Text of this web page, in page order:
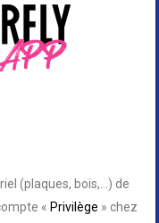
(plaques, bois,…) de
« Privilège » chez